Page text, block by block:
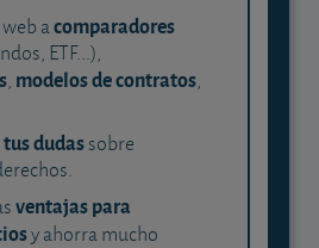
web acomparadores
ETF...),
, modelos de contratos,
dudassobre
ventajas para
y ahorra mucho